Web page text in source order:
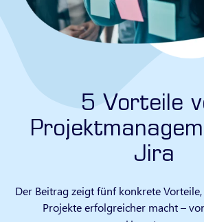
5 Vorteile
Jira
Der Beitrag zeigt fünf konkrete
Projekte erfolgreicher macht –